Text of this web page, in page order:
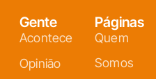
Gente
Acontece
Opinião
Páginas
Quem
Somos